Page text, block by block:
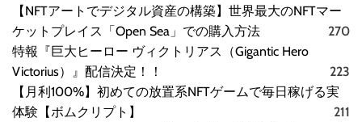
【NFTアートでデジタル資産の構築】世界最大のNFTマー
ケットプレイス「Open Sea」での購入方法
270
特報『巨大ヒーロー ヴィクトリアス（Gigantic Hero
Victorius）』配信決定！！
223
【月利100%】初めての放置系NFTゲームで毎日稼げる実
体験【ボムクリプト】
211